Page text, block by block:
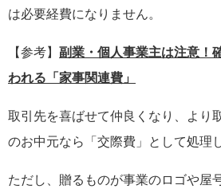
は必要経費になりません。
【参考】 副業・個人事業主は注意！
われる「家事関連費」
取引先を喜ばせて仲良くなり、より
のお中元なら「交際費」として処理
ただし、贈るものが事業のロゴや屋